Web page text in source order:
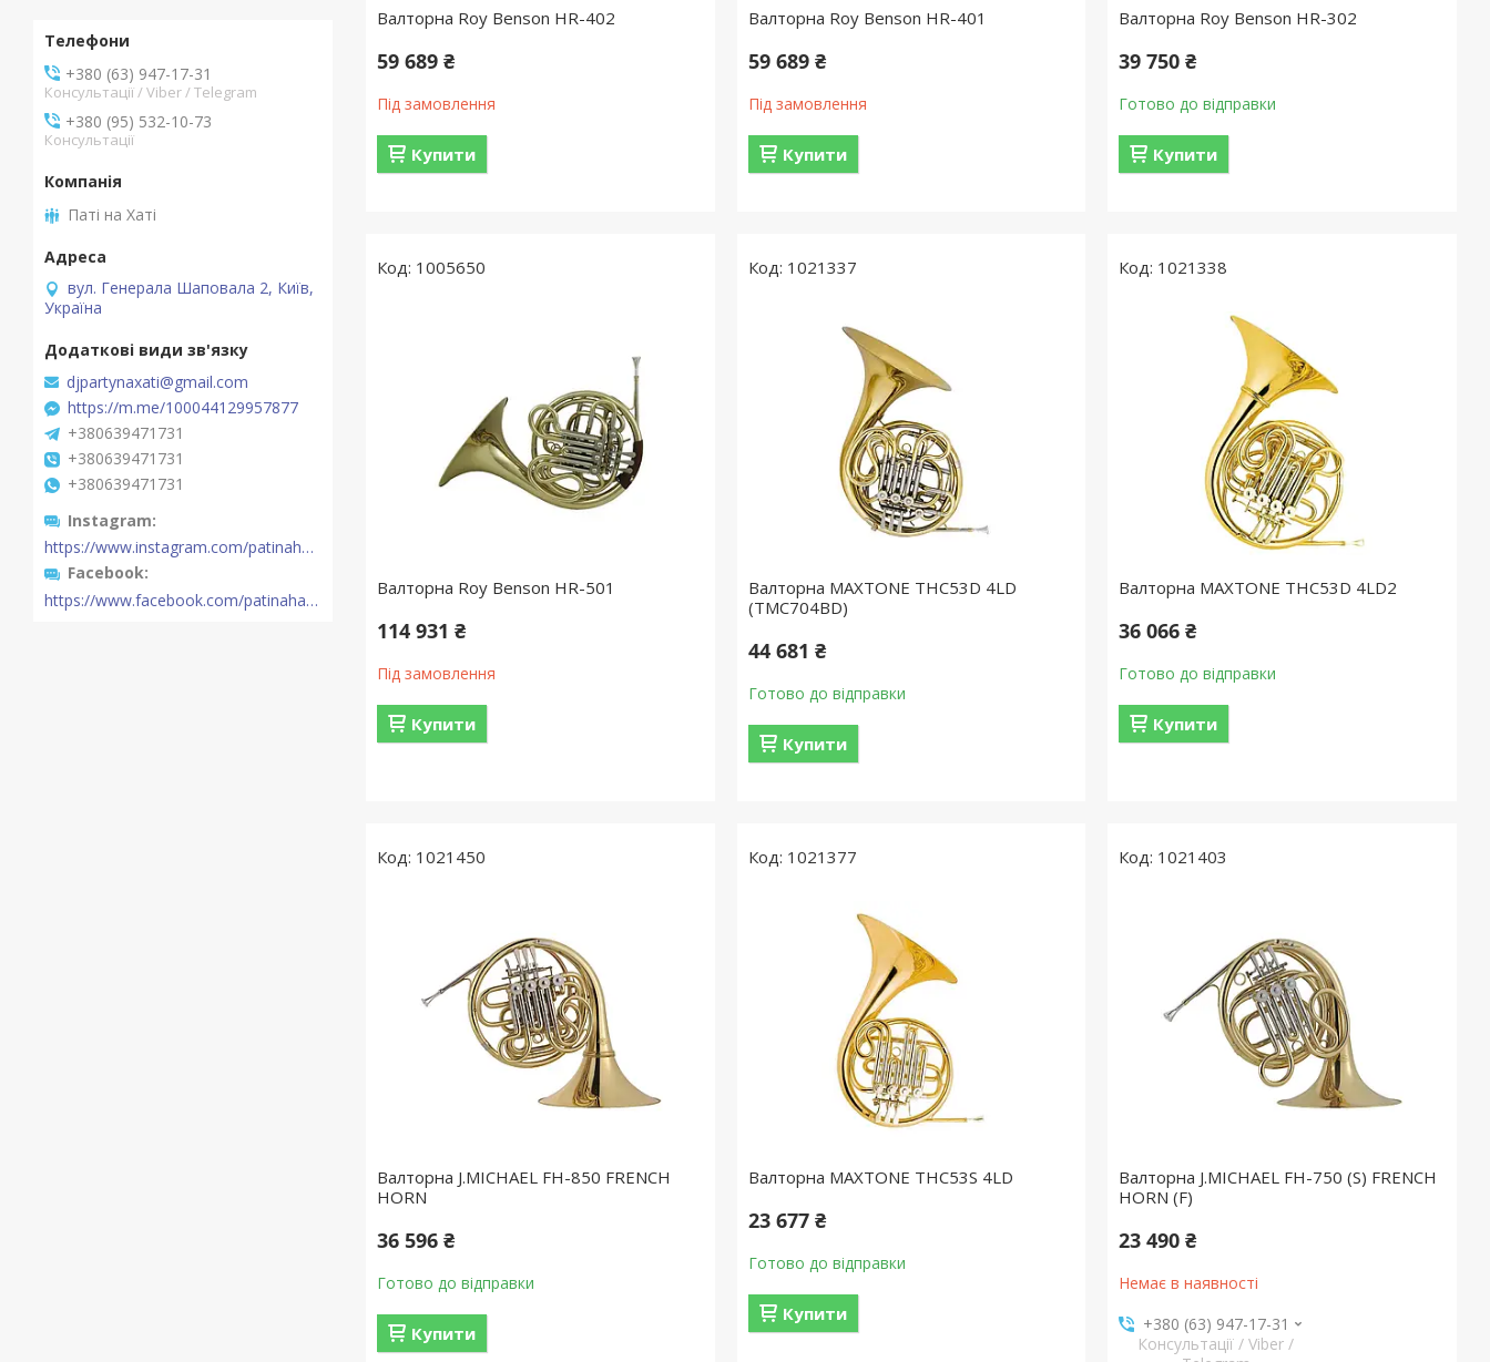
Валторна Roy Benson HR-402
59 689 ₴
Під замовлення
Купити
Валторна Roy Benson HR-401
59 689 ₴
Під замовлення
Купити
Валторна Roy Benson HR-302
39 750 ₴
Готово до відправки
Купити
1005650
Валторна Roy Benson HR-501
114 931 ₴
Під замовлення
Купити
1021337
Валторна MAXTONE THC53D 4LD
(TMC704BD)
44 681 ₴
Готово до відправки
Купити
1021338
Валторна MAXTONE THC53D 4LD2
36 066 ₴
Готово до відправки
Купити
1021450
Валторна J.MICHAEL FH-850 FRENCH
HORN
36 596 ₴
Готово до відправки
Купити
1021377
Валторна MAXTONE THC53S 4LD
23 677 ₴
Готово до відправки
Купити
1021403
Валторна J.MICHAEL FH-750 (S) FRENCH
HORN (F)
23 490 ₴
Немає в наявності
+380 (63) 947-17-31
Консультації / Viber /
+380 (63) 947-17-31
Консультації / Viber / Telegram
+380 (95) 532-10-73
Консультації
Паті на Хаті
вул. Генерала Шаповала 2, Київ,
Україна
djpartynaxati@gmail.com
https://m.me/100044129957877
+380639471731
+380639471731
+380639471731
Instagram
https://www.instagram.com/patinahatishop/
Facebook
https://www.facebook.com/patinahatishop/